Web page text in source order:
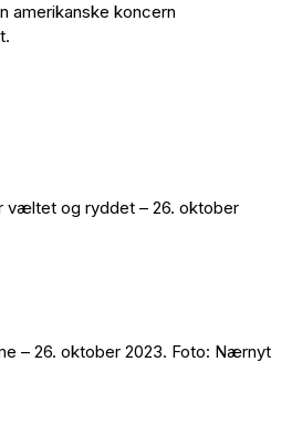
amerikanske koncern
væltet og ryddet – 26. oktober
– 26. oktober 2023. Foto: Nærnyt